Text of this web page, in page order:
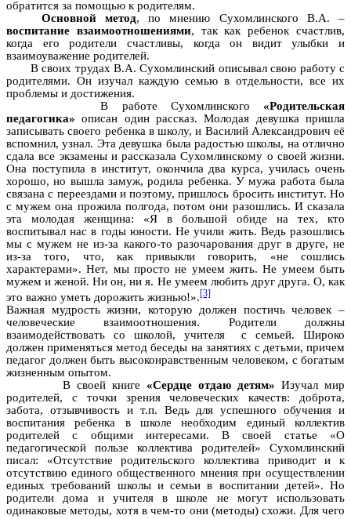
обратится за помощью к родителям.
Основной метод, по мнению Сухомлинского В.А. –
воспитание взаимоотношениями, так как ребенок счастлив,
когда его родители счастливы, когда он видит улыбки и
взаимоуважение родителей.
В своих трудах В.А. Сухомлинский описывал свою работу с
родителями. Он изучал каждую семью в отдельности, все их
проблемы и достижения.
В работе Сухомлинского «Родительская
педагогика» описан один рассказ. Молодая девушка пришла
записывать своего ребенка в школу, и Василий Александрович её
вспомнил, узнал. Эта девушка была радостью школы, на отлично
сдала все экзамены и рассказала Сухомлинскому о своей жизни.
Она поступила в институт, окончила два курса, училась очень
хорошо, но вышла замуж, родила ребенка. У мужа работа была
связана с переездами и поэтому, пришлось бросить институт. Но
с мужем она прожила полгода, потом они разошлись. И сказала
эта молодая женщина: «Я в большой обиде на тех, кто
воспитывал нас в годы юности. Не учили жить. Ведь разошлись
мы с мужем не из-за какого-то разочарования друг в друге, не
из-за того, что, как привыкли говорить, «не сошлись
характерами». Нет, мы просто не умеем жить. Не умеем быть
мужем и женой. Ни он, ни я. Не умеем любить друг друга. О, как
это важно уметь дорожить жизнью!».[3]
Важная мудрость жизни, которую должен постичь человек –
человеческие взаимоотношения. Родители должны
взаимодействовать со школой, учителя с семьей. Широко
должен применяться метод беседы на занятиях с детьми, причем
педагог должен быть высоконравственным человеком, с богатым
жизненным опытом.
В своей книге «Сердце отдаю детям» Изучал мир
родителей, с точки зрения человеческих качеств: доброта,
забота, отзывчивость и т.п. Ведь для успешного обучения и
воспитания ребенка в школе необходим единый коллектив
родителей с общими интересами. В своей статье «О
педагогической пользе коллектива родителей» Сухомлинский
писал: «Отсутствие родительского коллектива приводит и к
отсутствию единого общественного мнения при осуществлении
единых требований школы и семьи в воспитании детей». Но
родители дома и учителя в школе не могут использовать
одинаковые методы, хотя в чем-то они (методы) схожи. Для чего